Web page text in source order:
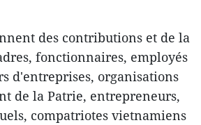
des contributions et de la
fonctionnaires, employés
d'entreprises, organisations
de la Patrie, entrepreneurs,
compatriotes vietnamiens